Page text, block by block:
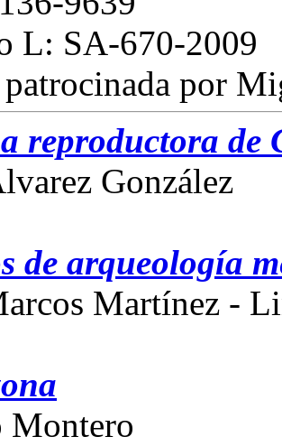
L: SA-670-2009
por
reproductora de
González
de arqueología
Martínez -
Montero